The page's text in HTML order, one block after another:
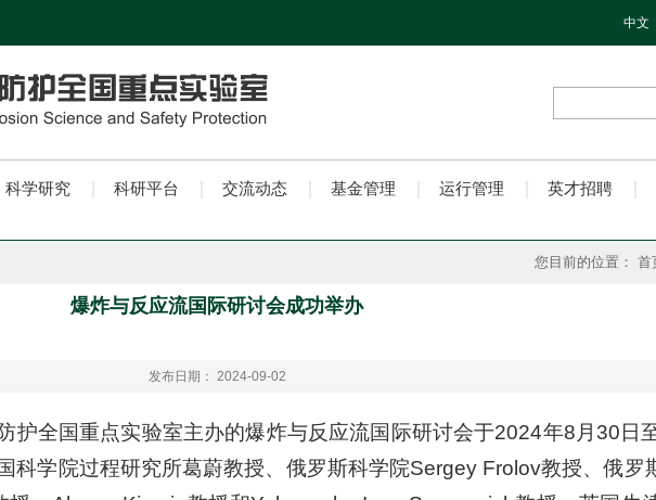
中文
科学研究 科研平台 交流动态 基金管理 运行管理 英才招聘
您目前的位置： 首
爆炸与反应流国际研讨会成功举办
发布日期： 2024-09-02
护全国重点实验室主办的爆炸与反应流国际研讨会于2024年8月30日
科学院过程研究所葛蔚教授、俄罗斯科学院Sergey Frolov教授、俄罗